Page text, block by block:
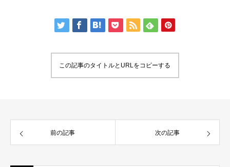
この記事のタイトルとURLをコピーする
前の記事 次の記事